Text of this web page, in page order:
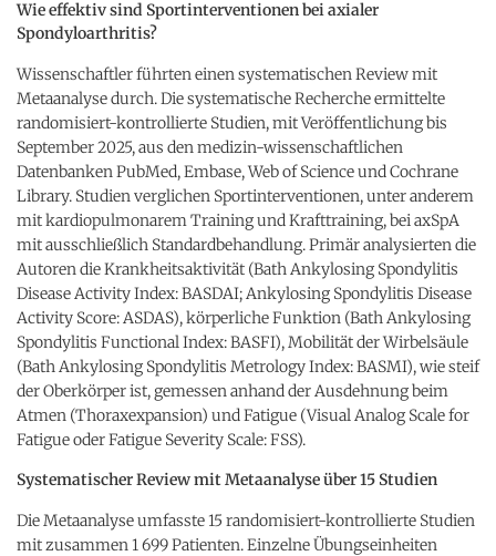
Wie effektiv sind Sportinterventionen bei axialer
Spondyloarthritis?
Wissenschaftler führten einen systematischen Review mit
Metaanalyse durch. Die systematische Recherche ermittelte
randomisiert-kontrollierte Studien, mit Veröffentlichung bis
September 2025, aus den medizin-wissenschaftlichen
Datenbanken PubMed, Embase, Web of Science und Cochrane
Library. Studien verglichen Sportinterventionen, unter anderem
mit kardiopulmonarem Training und Krafttraining, bei axSpA
mit ausschließlich Standardbehandlung. Primär analysierten die
Autoren die Krankheitsaktivität (Bath Ankylosing Spondylitis
Disease Activity Index: BASDAI; Ankylosing Spondylitis Disease
Activity Score: ASDAS), körperliche Funktion (Bath Ankylosing
Spondylitis Functional Index: BASFI), Mobilität der Wirbelsäule
(Bath Ankylosing Spondylitis Metrology Index: BASMI), wie steif
der Oberkörper ist, gemessen anhand der Ausdehnung beim
Atmen (Thoraxexpansion) und Fatigue (Visual Analog Scale for
Fatigue oder Fatigue Severity Scale: FSS).
Systematischer Review mit Metaanalyse über 15 Studien
Die Metaanalyse umfasste 15 randomisiert-kontrollierte Studien
mit zusammen 1 699 Patienten. Einzelne Übungseinheiten